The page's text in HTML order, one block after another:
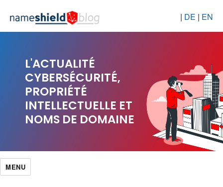
| DE | EN
L'ACTUALITÉ
CYBERSÉCURITÉ,
PROPRIÉTÉ
INTELLECTUELLE ET
NOMS DE DOMAINE
MENU